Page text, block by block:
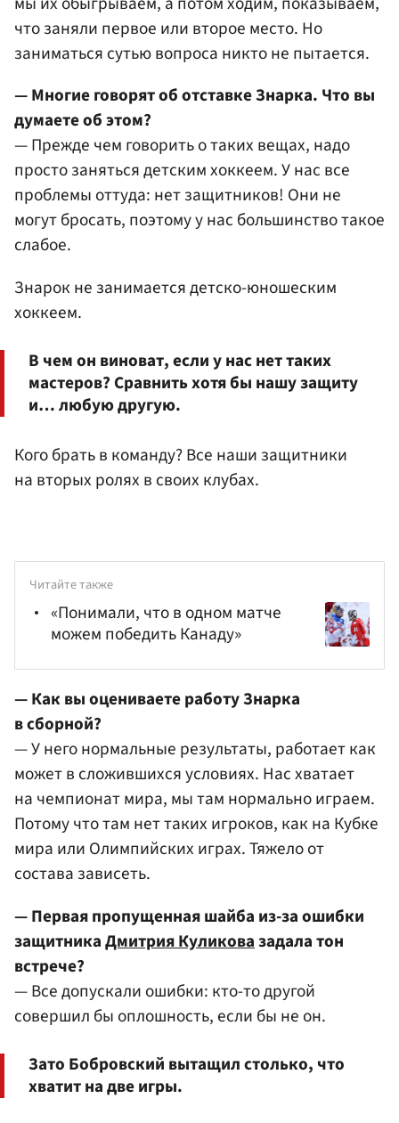
что заняли первое или второе место. Но
заниматься сутью вопроса никто не пытается.
— Многие говорят об отставке Знарка. Что вы
думаете об этом?
— Прежде чем говорить о таких вещах, надо
просто заняться детским хоккеем. У нас все
проблемы оттуда: нет защитников! Они не
могут бросать, поэтому у нас большинство такое
слабое.
Знарок не занимается детско-юношеским
хоккеем.
В чем он виноват, если у нас нет таких
мастеров? Сравнить хотя бы нашу защиту
и… любую другую.
Кого брать в команду? Все наши защитники
на вторых ролях в своих клубах.
Читайте также
«Понимали, что в одном матче
можем победить Канаду»
— Как вы оцениваете работу Знарка
в сборной?
— У него нормальные результаты, работает как
может в сложившихся условиях. Нас хватает
на чемпионат мира, мы там нормально играем.
Потому что там нет таких игроков, как на Кубке
мира или Олимпийских играх. Тяжело от
состава зависеть.
— Первая пропущенная шайба из-за ошибки
защитникаДмитрия Куликовазадала тон
встрече?
— Все допускали ошибки: кто-то другой
совершил бы оплошность, если бы не он.
Зато Бобровский вытащил столько, что
хватит на две игры.